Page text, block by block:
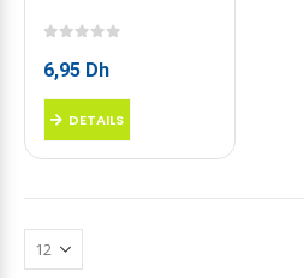
6,95 Dh
DETAILS